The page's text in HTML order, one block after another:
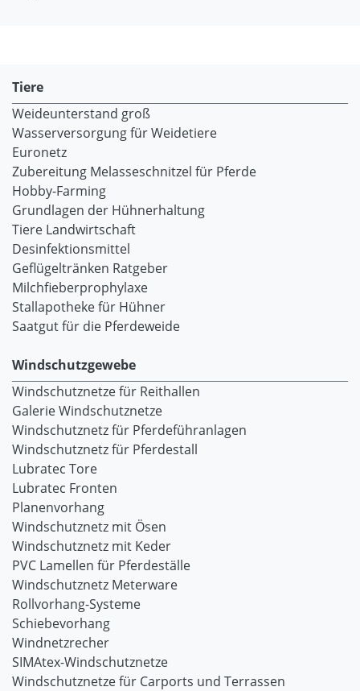
Tiere
Weideunterstand groß
Wasserversorgung für Weidetiere
Euronetz
Zubereitung Melasseschnitzel für Pferde
Hobby-Farming
Grundlagen der Hühnerhaltung
Tiere Landwirtschaft
Desinfektionsmittel
Geflügeltränken Ratgeber
Milchfieberprophylaxe
Stallapotheke für Hühner
Saatgut für die Pferdeweide
Windschutzgewebe
Windschutznetze für Reithallen
Galerie Windschutznetze
Windschutznetz für Pferdeführanlagen
Windschutznetz für Pferdestall
Lubratec Tore
Lubratec Fronten
Planenvorhang
Windschutznetz mit Ösen
Windschutznetz mit Keder
PVC Lamellen für Pferdeställe
Windschutznetz Meterware
Rollvorhang-Systeme
Schiebevorhang
Windnetzrecher
SIMAtex-Windschutznetze
Windschutznetze für Carports und Terrassen